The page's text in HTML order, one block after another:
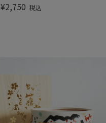
¥2,750 税込